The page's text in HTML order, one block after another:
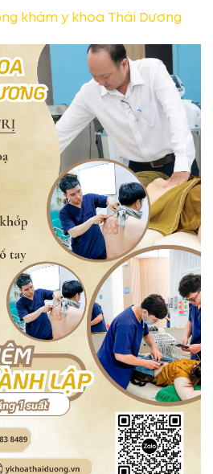
khám y khoa Thái Dương